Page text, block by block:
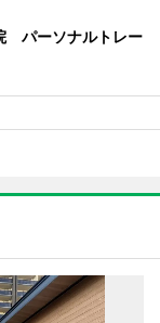
パーソナルトレー